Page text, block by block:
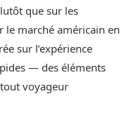
que sur les
le marché américain en
sur l’expérience
— des éléments
voyageur